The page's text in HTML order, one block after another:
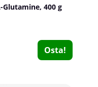
400 g
Osta!